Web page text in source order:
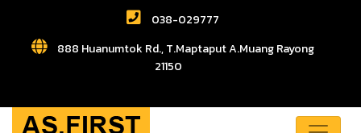
038-029777
888 Huanumtok Rd., T.Maptaput A.Muang Rayong
21150